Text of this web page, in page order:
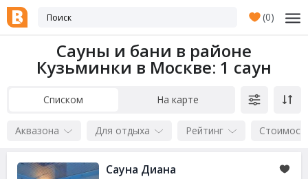
(0)
Сауны и бани в районе
Кузьминки в Москве: 1 саун
Списком На карте
Аквазона Для отдыха Рейтинг
Сауна Диана